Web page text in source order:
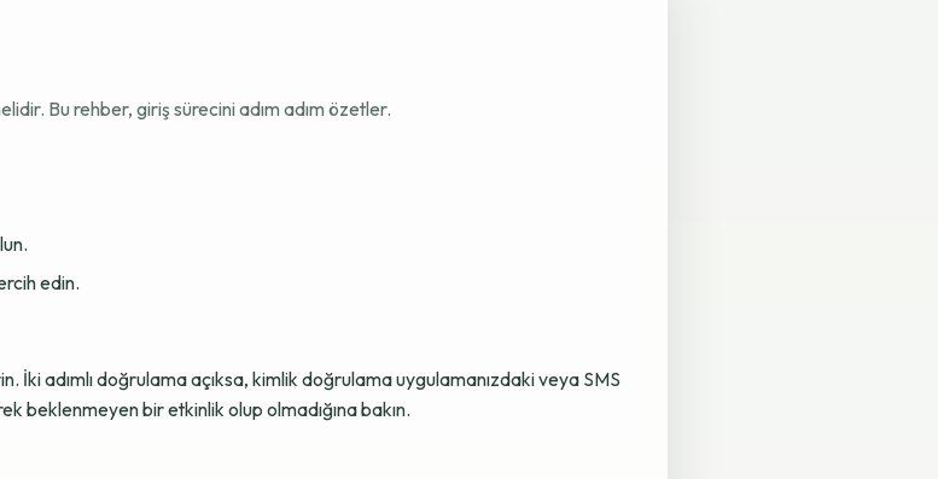
Bu rehber, giriş sürecini adım adım özetler.
edin.
İki adımlı doğrulama açıksa, kimlik doğrulama uygulamanızdaki veya SMS
beklenmeyen bir etkinlik olup olmadığına bakın.